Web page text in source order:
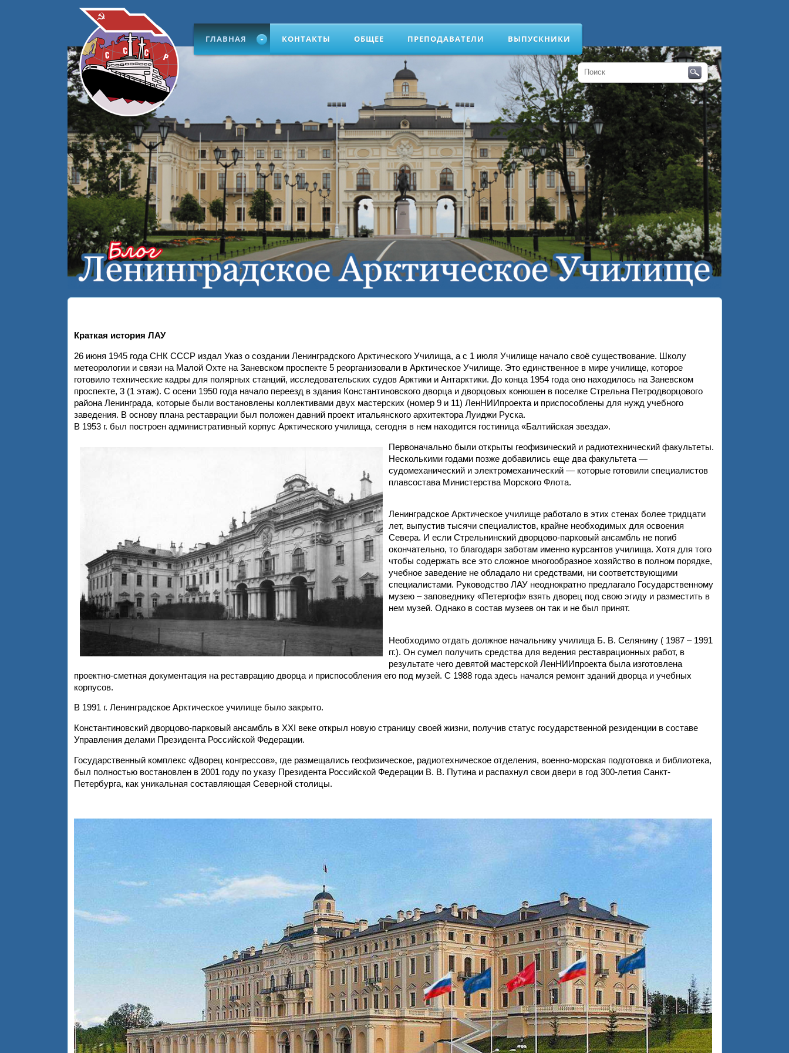
ГЛАВНАЯ КОНТАКТЫ ОБЩЕЕ ПРЕПОДАВАТЕЛИ ВЫПУСКНИКИ
Краткая история ЛАУ
26 июня 1945 года СНК СССР издал Указ о создании Ленинградского Арктического Училища, а с 1 июля Училище начало своё существование. Школу
метеорологии и связи на Малой Охте на Заневском проспекте 5 реорганизовали в Арктическое Училище. Это единственное в мире училище, которое
готовило технические кадры для полярных станций, исследовательских судов Арктики и Антарктики. До конца 1954 года оно находилось на Заневском
проспекте, 3 (1 этаж). С осени 1950 года начало переезд в здания Константиновского дворца и дворцовых конюшен в поселке Стрельна Петродворцового
района Ленинграда, которые были востановлены коллективами двух мастерских (номер 9 и 11) ЛенНИИпроекта и приспособлены для нужд учебного
заведения. В основу плана реставрации был положен давний проект итальянского архитектора Луиджи Руска.
В 1953 г. был построен административный корпус Арктического училища, сегодня в нем находится гостиница «Балтийская звезда».
Первоначально были открыты геофизический и радиотехнический факультеты.
Несколькими годами позже добавились еще два факультета —
судомеханический и электромеханический — которые готовили специалистов
плавсостава Министерства Морского Флота.
Ленинградское Арктическое училище работало в этих стенах более тридцати
лет, выпустив тысячи специалистов, крайне необходимых для освоения
Севера. И если Стрельнинский дворцово-парковый ансамбль не погиб
окончательно, то благодаря заботам именно курсантов училища. Хотя для того
чтобы содержать все это сложное многообразное хозяйство в полном порядке,
учебное заведение не обладало ни средствами, ни соответствующими
специалистами. Руководство ЛАУ неоднократно предлагало Государственному
музею – заповеднику «Петергоф» взять дворец под свою эгиду и разместить в
нем музей. Однако в состав музеев он так и не был принят.
Необходимо отдать должное начальнику училища Б. В. Селянину ( 1987 – 1991
гг.). Он сумел получить средства для ведения реставрационных работ, в
результате чего девятой мастерской ЛенНИИпроекта была изготовлена
проектно-сметная документация на реставрацию дворца и приспособления его под музей. С 1988 года здесь начался ремонт зданий дворца и учебных
корпусов.
В 1991 г. Ленинградское Арктическое училище было закрыто.
Константиновский дворцово-парковый ансамбль в XXI веке открыл новую страницу своей жизни, получив статус государственной резиденции в составе
Управления делами Президента Российской Федерации.
Государственный комплекс «Дворец конгрессов», где размещались геофизическое, радиотехническое отделения, военно-морская подготовка и библиотека,
был полностью востановлен в 2001 году по указу Президента Российской Федерации В. В. Путина и распахнул свои двери в год 300-летия Санкт-
Петербурга, как уникальная составляющая Северной столицы.